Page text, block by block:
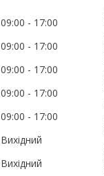
09:00
17:00
09:00
17:00
09:00
17:00
09:00
17:00
09:00
17:00
Вихідний
Вихідний